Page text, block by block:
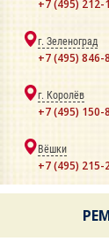
+7 (495) 212-
г. Зеленоград
+7 (495) 846-
г. Королёв
+7 (495) 150-
Вёшки
+7 (495) 215-